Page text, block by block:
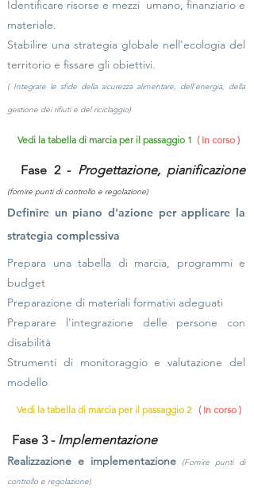
Identificare risorse e mezzi umano, finanziario e
materiale.
Stabilire una strategia globale nell'ecologia del
territorio e fissare gli obiettivi.
( Integrare le sfide della sicurezza alimentare, dell'energia, della
gestione dei rifiuti e del riciclaggio)
Vedi la tabella di marcia per il passaggio 1 ( In corso )
Fase 2 - Progettazione, pianificazione
(fornire punti di controllo e regolazione)
Definire un piano d'azione per applicare la
strategia complessiva
Prepara una tabella di marcia, programmi e
budget
Preparazione di materiali formativi adeguati
Preparare l'integrazione delle persone con
disabilità
Strumenti di monitoraggio e valutazione del
modello
Vedi la tabella di marcia per il passaggio 2 ( In corso )
Fase 3 - Implementazione
Realizzazione e implementazione
(Fornire punti di
controllo e regolazione)